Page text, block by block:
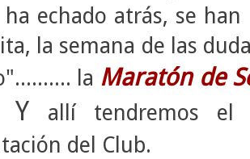
ha echado atrás, se
la semana de las
la Maratón de
allí tendremos el
del Club.